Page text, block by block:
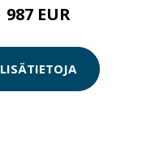
987 EUR
LISÄTIETOJA